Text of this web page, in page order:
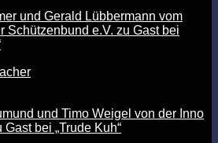
und Gerald Lübbermann vom
Schützenbund e.V. zu Gast bei
und Timo Weigel von der Inno
Gast bei „Trude Kuh“